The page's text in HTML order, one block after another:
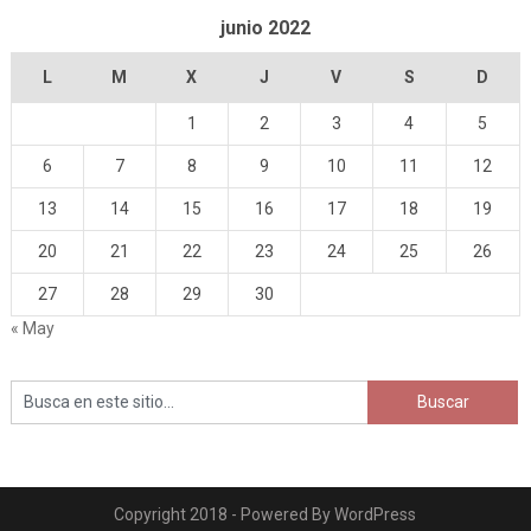
junio 2022
L M X J V S D
1 2 3 4 5
6 7 8 9 10 11 12
13 14 15 16 17 18 19
20 21 22 23 24 25 26
27 28 29
30
« May
Copyright 2018 - Powered By WordPress